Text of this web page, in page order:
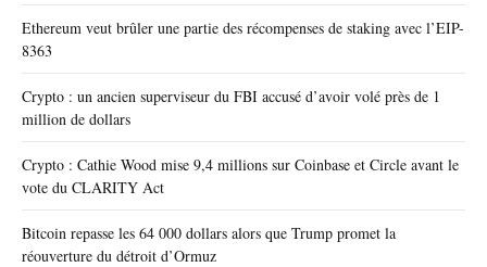
Ethereum veut brûler une partie des récompenses de staking avec l’EIP-
8363
Crypto : un ancien superviseur du FBI accusé d’avoir volé près de 1
million de dollars
Crypto : Cathie Wood mise 9,4 millions sur Coinbase et Circle avant le
vote du CLARITY Act
Bitcoin repasse les 64 000 dollars alors que Trump promet la
réouverture du détroit d’Ormuz